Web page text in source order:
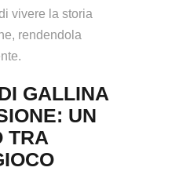
vivere la storia
rendendola
GALLINA
UN
TRA